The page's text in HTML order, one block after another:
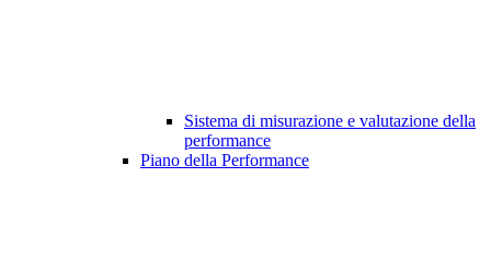
Sistema di misurazione e valutazione della
performance
Piano della Performance